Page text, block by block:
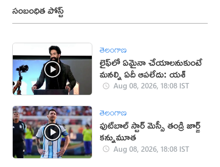
సంబంధిత పోస్ట్
తెలంగాణ
లైఫ్‌లో ఏమైనా చేయాలనుకుంటే
మనల్ని ఏదీ ఆపలేదు: యశ్
Aug 08, 2026, 18:08 IST
తెలంగాణ
ఫుట్‌బాల్ స్టార్ మెస్సీ తండ్రి జార్జ్
కన్నుమూత
Aug 08, 2026, 18:08 IST